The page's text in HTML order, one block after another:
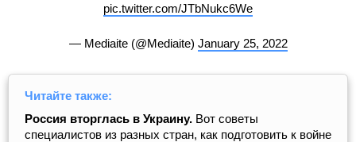
pic.twitter.com/JTbNukc6We
— Mediaite (@Mediaite) January 25, 2022
Читайте также:
Россия вторглась в Украину. Вот советы
специалистов из разных стран, как подготовить к войне